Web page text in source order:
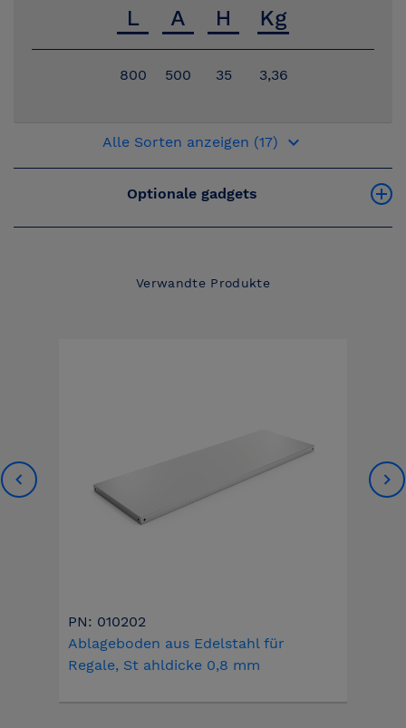
800 500 35 3,36
Alle Sorten anzeigen (17) keyboard_arrow_down
Optionale gadgets
Verwandte Produkte
PN: 010202
Ablageboden aus Edelstahl für
Regale, St ahldicke 0,8 mm